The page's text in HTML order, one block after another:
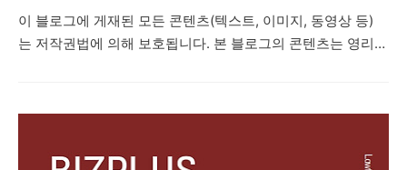
이 블로그에 게재된 모든 콘텐츠(텍스트, 이미지, 동영상 등)
는 저작권법에 의해 보호됩니다. 본 블로그의 콘텐츠는 영리적
권자의 동의 없이 본 콘텐츠를 사용하는 것은 법적 책임을 초
은 'FirstUnityReserve'라는 허위의 해외송금사이트를 이용한